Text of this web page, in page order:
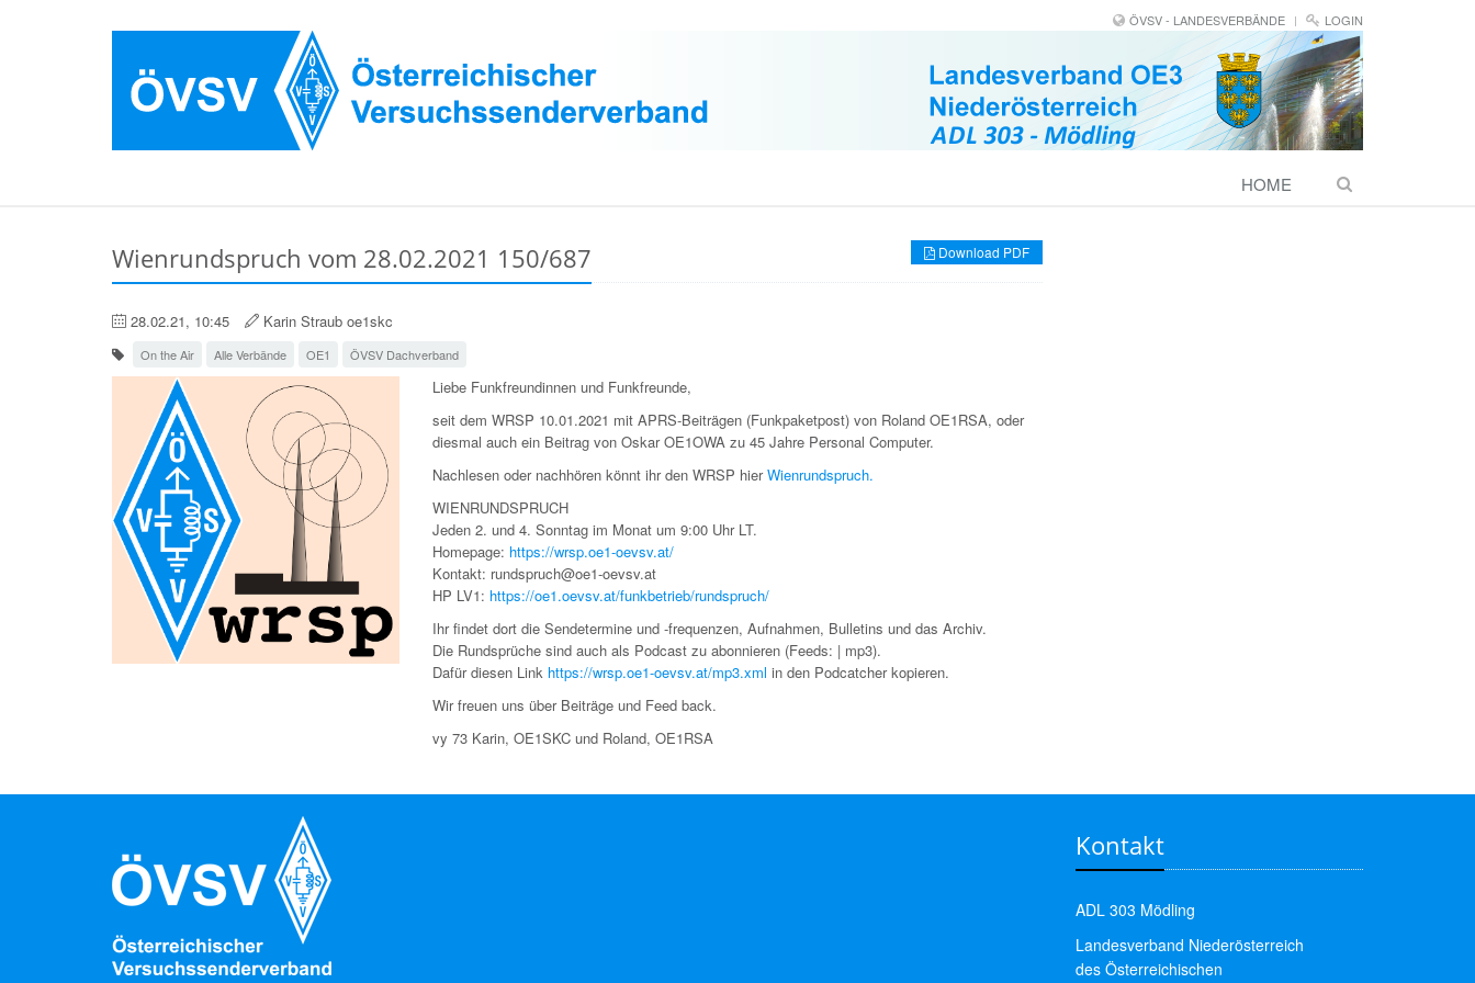
ÖVSV - LANDESVERBÄNDE LOGIN
HOME
Download PDF
Wienrundspruch vom 28.02.2021 150/687
28.02.21, 10:45 Karin Straub oe1skc
On the Air Alle Verbände OE1 ÖVSV Dachverband
Liebe Funkfreundinnen und Funkfreunde,
seit dem WRSP 10.01.2021 mit APRS-Beiträgen (Funkpaketpost) von Roland OE1RSA, oder
diesmal auch ein Beitrag von Oskar OE1OWA zu 45 Jahre Personal Computer.
Nachlesen oder nachhören könnt ihr den WRSP hierWienrundspruch.
WIENRUNDSPRUCH
Jeden 2. und 4. Sonntag im Monat um 9:00 Uhr LT.
Homepage: https://wrsp.oe1-oevsv.at/
Kontakt: rundspruch@oe1-oevsv.at
HP LV1: https://oe1.oevsv.at/funkbetrieb/rundspruch/
Ihr findet dort die Sendetermine und -frequenzen, Aufnahmen, Bulletins und das Archiv.
Die Rundsprüche sind auch als Podcast zu abonnieren (Feeds: | mp3).
Dafür diesen Link https://wrsp.oe1-oevsv.at/mp3.xml in den Podcatcher kopieren.
Wir freuen uns über Beiträge und Feed back.
vy 73 Karin, OE1SKC und Roland, OE1RSA
Kontakt
ADL 303 Mödling
Landesverband Niederösterreich
des Österreichischen